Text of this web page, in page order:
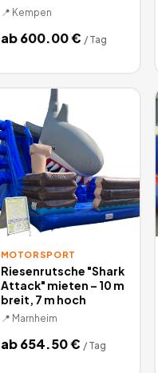
📍 Kempen
ab600.00€ / Tag
MOTORSPORT
Riesenrutsche "Shark
Attack" mieten – 10 m
breit, 7 m hoch
📍 Marnheim
ab654.50€ / Tag